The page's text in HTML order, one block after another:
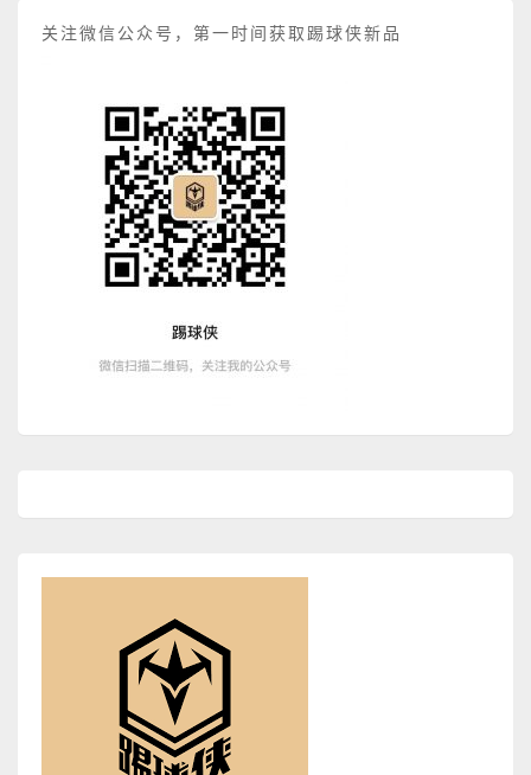
关注微信公众号，第一时间获取踢球侠新品